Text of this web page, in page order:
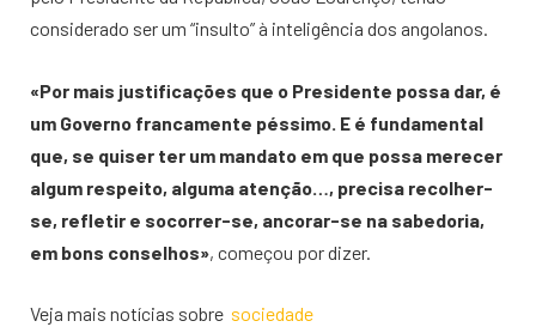
considerado ser um “insulto” à inteligência dos angolanos.
«Por mais justificações que o Presidente possa dar, é
um Governo francamente péssimo. E é fundamental
que, se quiser ter um mandato em que possa merecer
algum respeito, alguma atenção…, precisa recolher-
se, refletir e socorrer-se, ancorar-se na sabedoria,
em bons conselhos», começou por dizer.
Veja mais notícias sobre sociedade